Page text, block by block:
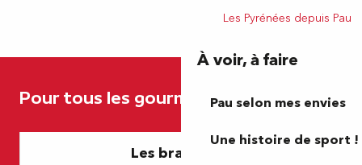
Les Pyrénées depuis Pau
À voir, à faire
Pau selon mes envies
Une histoire de sport !
Aïko
Maynats
Pour tous les gourmands
Les brasseries